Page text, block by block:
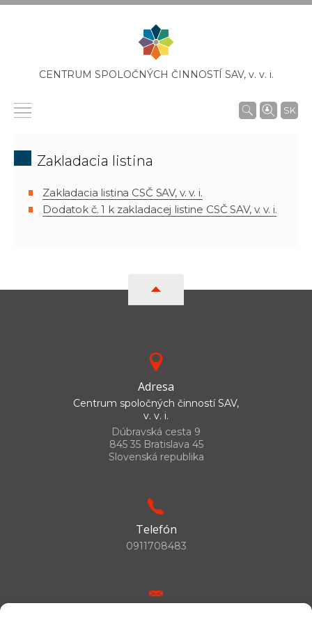
CENTRUM SPOLOČNÝCH ČINNOSTÍ SAV, v. v. i.
SK
Zakladacia listina
Zakladacia listina CSČ SAV, v. v. i.
Dodatok č. 1 k zakladacej listine CSČ SAV, v. v. i.
Adresa
Centrum spoločných činností SAV,
v. v. i.
Dúbravská cesta 9
845 35 Bratislava 45
Slovenská republika
Telefón
0911708483